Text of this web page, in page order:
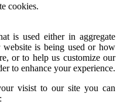
cookies.
is used either in aggregate
is being used or how
or to help us customize our
to enhance your experience.
visist to our site you can